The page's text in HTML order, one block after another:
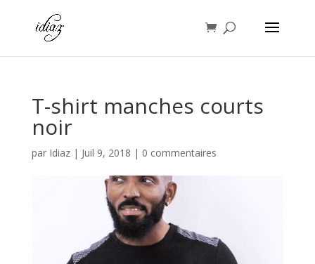
T-shirt manches courts
noir
par Idiaz| Juil 9, 2018 | 0 commentaires